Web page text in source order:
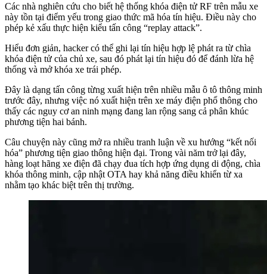
Các nhà nghiên cứu cho biết hệ thống khóa điện tử RF trên mẫu xe
này tồn tại điểm yếu trong giao thức mã hóa tín hiệu. Điều này cho
phép kẻ xấu thực hiện kiểu tấn công “replay attack”.
Hiểu đơn giản, hacker có thể ghi lại tín hiệu hợp lệ phát ra từ chìa
khóa điện tử của chủ xe, sau đó phát lại tín hiệu đó để đánh lừa hệ
thống và mở khóa xe trái phép.
Đây là dạng tấn công từng xuất hiện trên nhiều mẫu ô tô thông minh
trước đây, nhưng việc nó xuất hiện trên xe máy điện phổ thông cho
thấy các nguy cơ an ninh mạng đang lan rộng sang cả phân khúc
phương tiện hai bánh.
Câu chuyện này cũng mở ra nhiều tranh luận về xu hướng “kết nối
hóa” phương tiện giao thông hiện đại. Trong vài năm trở lại đây,
hàng loạt hãng xe điện đã chạy đua tích hợp ứng dụng di động, chìa
khóa thông minh, cập nhật OTA hay khả năng điều khiển từ xa
nhằm tạo khác biệt trên thị trường.